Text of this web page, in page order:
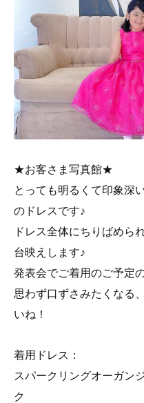
★お客さま写真館★
とっても明るくて印象深
のドレスです♪
ドレス全体にちりばめら
台映えします♪
発表会でご着用のご予定
思わず口ずさみたくなる
いね！
着用ドレス：
スパークリングオーガン
ク